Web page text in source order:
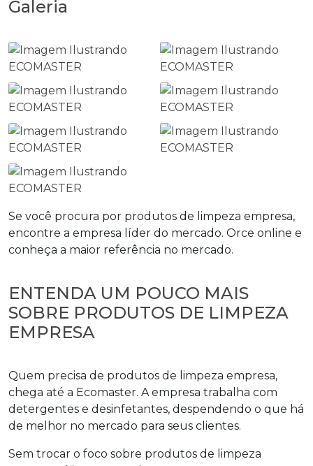
Galeria
Se você procura por produtos de limpeza empresa,
encontre a empresa líder do mercado. Orce online e
conheça a maior referência no mercado.
ENTENDA UM POUCO MAIS
SOBRE PRODUTOS DE LIMPEZA
EMPRESA
Quem precisa de produtos de limpeza empresa,
chega até a Ecomaster. A empresa trabalha com
detergentes e desinfetantes, despendendo o que há
de melhor no mercado para seus clientes.
Sem trocar o foco sobre produtos de limpeza